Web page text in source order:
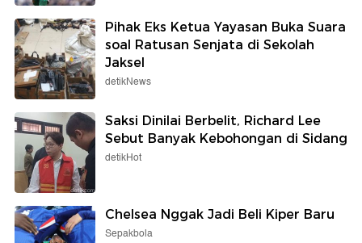
Pihak Eks Ketua Yayasan Buka Suara
soal Ratusan Senjata di Sekolah
Jaksel
detikNews
Saksi Dinilai Berbelit, Richard Lee
Sebut Banyak Kebohongan di Sidang
detikHot
Chelsea Nggak Jadi Beli Kiper Baru
Sepakbola